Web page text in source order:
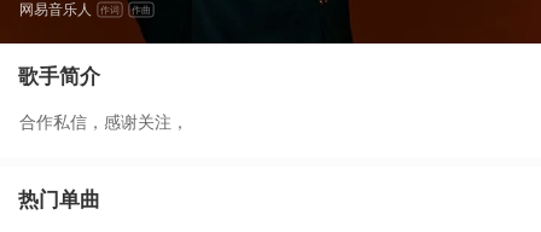
网易音乐人 作词 作曲
歌手简介
合作私信，感谢关注，
热门单曲